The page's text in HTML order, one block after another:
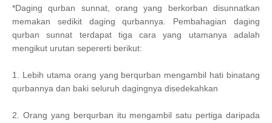
*Daging qurban sunnat, orang yang berkorban disunnatkan
memakan sedikit daging qurbannya. Pembahagian daging
qurban sunnat terdapat tiga cara yang utamanya adalah
mengikut urutan sepererti berikut:
1. Lebih utama orang yang berqurban mengambil hati binatang
qurbannya dan baki seluruh dagingnya disedekahkan
2. Orang yang berqurban itu mengambil satu pertiga daripada